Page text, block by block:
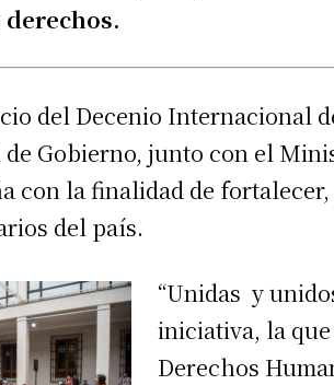
del Decenio Internacional
de Gobierno, junto con el
con la finalidad de
del país.
“Unidas y
iniciativa, la
Derechos